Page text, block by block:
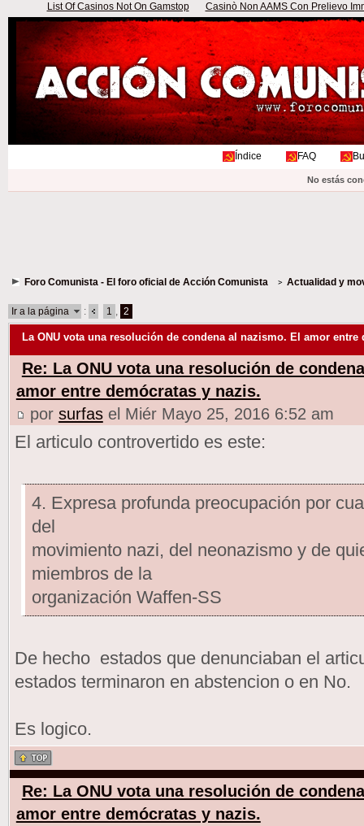
List Of Casinos Not On Gamstop Casinò Non AAMS Con Prelievo
Índice FAQ
No estás
Foro Comunista - El foro oficial de Acción Comunista Actualidad y
Ir a la página : 1 2
La ONU vota una resolución de condena al nazismo. El amor entre
Re: La ONU vota una resolución de
amor entre demócratas y nazis.
por surfasel Miér Mayo 25, 2016 6:52 am
El articulo controvertido es este:
4. Expresa profunda preocupación por
del
movimiento nazi, del neonazismo y de
miembros de la
organización Waffen-SS
De hecho estados que denunciaban el
estados terminaron en abstencion o en No.
Es logico.
Re: La ONU vota una resolución de
amor entre demócratas y nazis.